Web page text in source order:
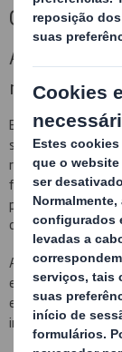
Células
material
Este tipo de
separadores
referências de
flexíveis com
poliéster… para
contra riscos,
Ao formar parte
evitam qualquer
estirável, sacos de
injectada actual.